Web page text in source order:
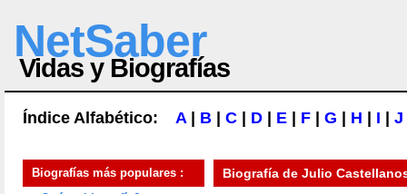
NetSaber
Vidas y Biografías
Índice Alfabético: A| B C D E F G H I J
Biografías más populares :
Biografía de Julio